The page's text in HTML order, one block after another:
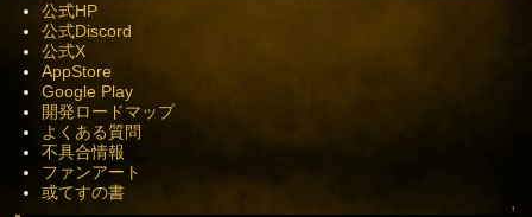
公式HP
公式Discord
公式X
AppStore
Google Play
開発ロードマップ
よくある質問
不具合情報
ファンアート
或てすの書
↑